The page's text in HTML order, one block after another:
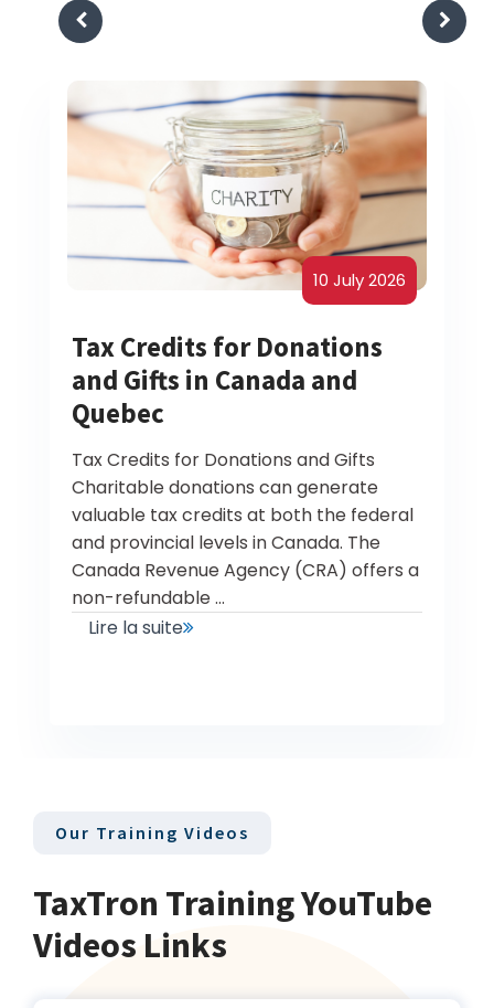
10 July 2026
Tax Credits for Donations
and Gifts in Canada and
Quebec
Tax Credits for Donations and Gifts
Charitable donations can generate
valuable tax credits at both the federal
and provincial levels in Canada. The
Canada Revenue Agency (CRA) offers a
non-refundable...
Lire la suite
Our Training Videos
TaxTron Training YouTube
Videos Links